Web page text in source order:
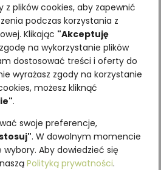
z plików cookies, aby zapewnić
podczas korzystania z
Klikając "Akceptuję
na wykorzystanie plików
dostosować treści i oferty do
wyrażasz zgody na korzystanie
możesz kliknąć
.
swoje preferencje,
. W dowolnym momencie
Aby dowiedzieć się
Polityką prywatności.
Zakładka przestrzenna LIS
4,92zł z VAT
Dodaj do koszyka